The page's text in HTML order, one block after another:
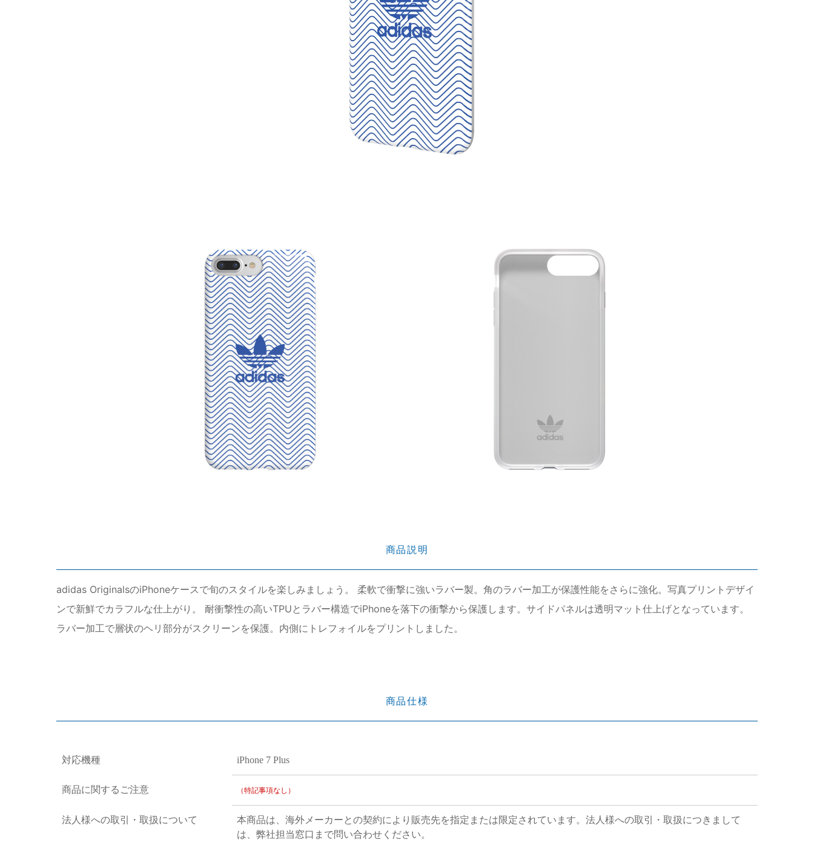
商品説明
adidas OriginalsのiPhoneケースで旬のスタイルを楽しみましょう。 柔軟で衝撃に強いラバー製。角のラバー加工が保護性能をさらに強化。写真プリントデザイ
ンで新鮮でカラフルな仕上がり。 耐衝撃性の高いTPUとラバー構造でiPhoneを落下の衝撃から保護します。サイドパネルは透明マット仕上げとなっています。
ラバー加工で層状のヘリ部分がスクリーンを保護。内側にトレフォイルをプリントしました。
商品仕様
対応機種 iPhone 7 Plus
商品に関するご注意 （特記事項なし）
法人様への取引・取扱について
本商品は、海外メーカーとの契約により販売先を指定または限定されています。法人様への取引・取扱につきまして
は、弊社担当窓口まで問い合わせください。